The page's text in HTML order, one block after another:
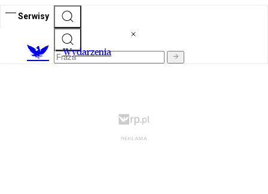
Serwisy
Wydarzenia